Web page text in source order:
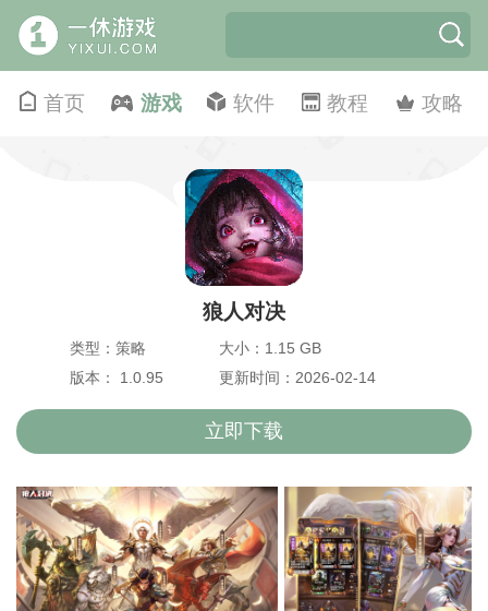
首页 游戏 软件 教程 攻略
狼人对决
类型：策略
大小：1.15 GB
版本： 1.0.95
更新时间：2026-02-14
立即下载